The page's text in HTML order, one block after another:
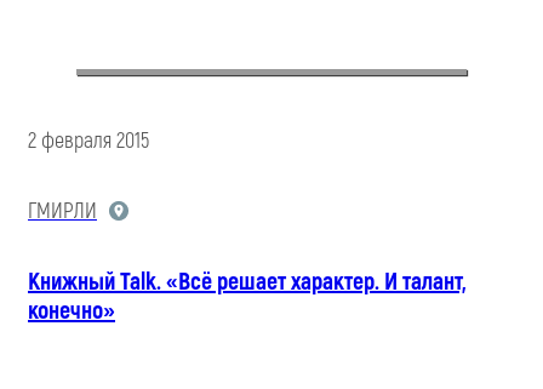
2 февраля 2015
ГМИРЛИ
Книжный Talk. «Всё решает характер. И талант,
конечно»